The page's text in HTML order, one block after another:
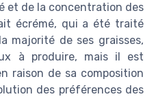
et de la concentration des
écrémé, qui a été traité
majorité de ses graisses,
à produire, mais il est
raison de sa composition
des préférences des